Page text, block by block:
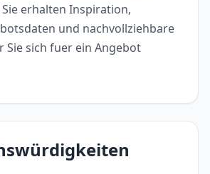
erhalten Inspiration,
und nachvollziehbare
Sie sich fuer ein Angebot